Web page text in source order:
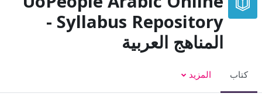
Syllabus Repository -
المناهج العربية
كتاب المزيد